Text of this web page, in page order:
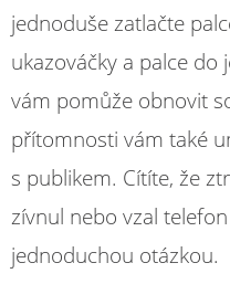
jednoduše zatlačte
ukazováčky a palce
vám pomůže obnovit
přítomnosti vám také
s publikem. Cítíte, že
zívnul nebo vzal
jednoduchou otázkou.